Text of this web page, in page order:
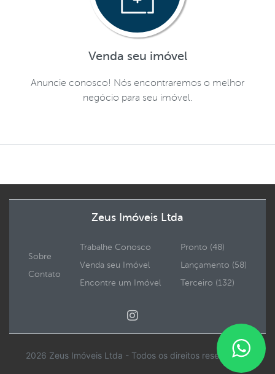
Venda seu imóvel
Anuncie conosco! Nós encontraremos o melhor
negócio para seu imóvel.
Zeus Imóveis Ltda
Sobre
Contato
Trabalhe Conosco
Venda seu Imóvel
Encontre um Imóvel
Pronto (48)
Lançamento (58)
Terceiro (132)
2026 Zeus Imóveis Ltda - Todos os direitos reservados.